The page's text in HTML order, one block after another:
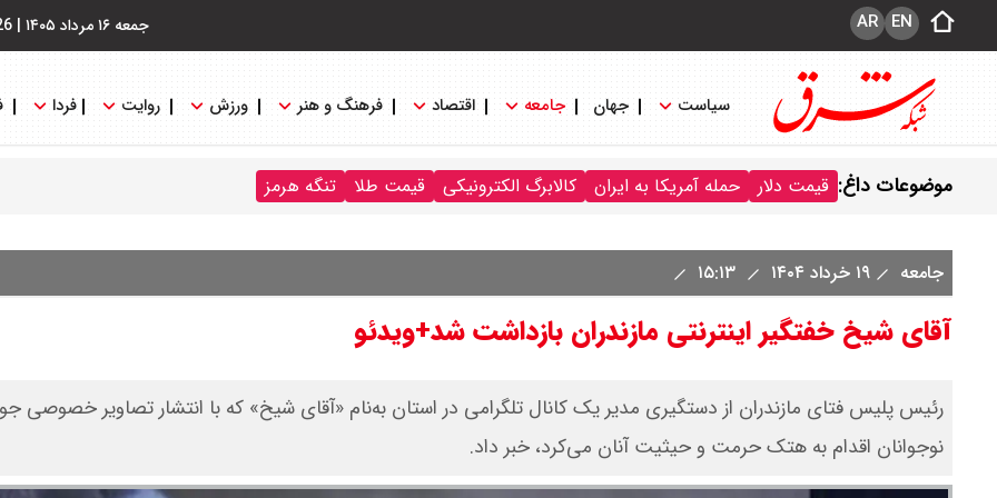
جمعه ۱۶ مرداد ۱۴۰۵ | EN
AR
سیاست جهان جامعه اقتصاد فرهنگ و هنر ورزش روایت فردا
موضوعات داغ: قیمت دلار حمله آمریکا به ایران کالابرگ الکترونیکی قیمت طلا تنگه هرمز
جامعه ۱۹ خرداد ۱۴۰۴
آقای شیخ خفتگیر اینترنتی مازندران بازداشت شد+ویدئو
رئیس پلیس فتای مازندران از دستگیری مدیر یک کانال تلگرامی در استان به‌نام «آقای شیخ» که با انتشار تصاویر خصوصی
نوجوانان اقدام به هتک حرمت و حیثیت آنان می‌کرد، خبر داد.